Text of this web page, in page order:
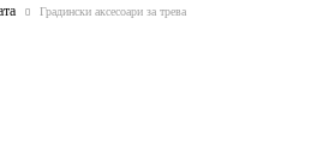
Градински аксесоари за трева